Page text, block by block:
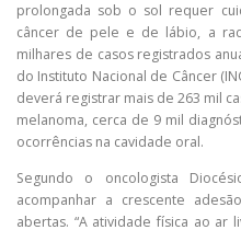
prolongada sob o sol requer
câncer de pele e de lábio, a
milhares de casos registrados
do Instituto Nacional de Câncer
deverá registrar mais de 263 mil
melanoma, cerca de 9 mil
ocorrências na cavidade oral.
Segundo o oncologista
acompanhar a crescente
abertas. “A atividade física ao ar